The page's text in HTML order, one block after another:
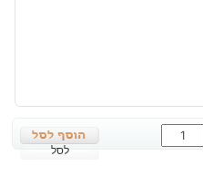
כמות
של
לסל